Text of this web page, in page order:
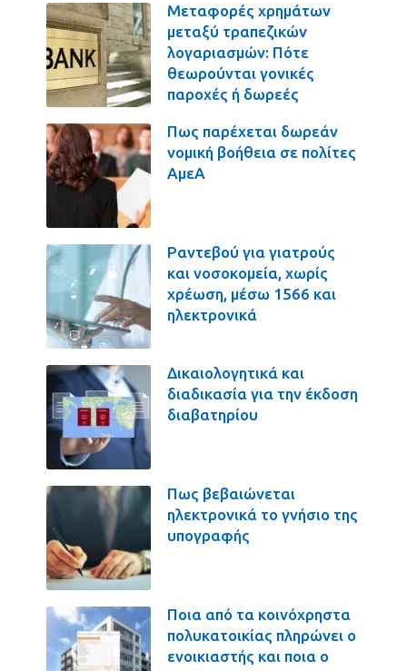
Μεταφορές χρημάτων
μεταξύ τραπεζικών
λογαριασμών: Πότε
θεωρούνται γονικές
παροχές ή δωρεές
Πως παρέχεται δωρεάν
νομική βοήθεια σε πολίτες
ΑμεΑ
Ραντεβού για γιατρούς
και νοσοκομεία, χωρίς
χρέωση, μέσω 1566 και
ηλεκτρονικά
Δικαιολογητικά και
διαδικασία για την έκδοση
διαβατηρίου
Πως βεβαιώνεται
ηλεκτρονικά το γνήσιο της
υπογραφής
Ποια από τα κοινόχρηστα
πολυκατοικίας πληρώνει ο
ενοικιαστής και ποια ο